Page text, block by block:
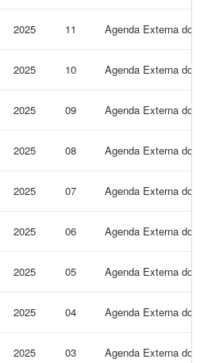
2025 11 Agenda Externa do
2025 10 Agenda Externa do
2025 09 Agenda Externa do
2025 08 Agenda Externa do
2025 07 Agenda Externa do
2025 06 Agenda Externa do
2025 05 Agenda Externa do
2025 04 Agenda Externa do
2025 03 Agenda Externa do